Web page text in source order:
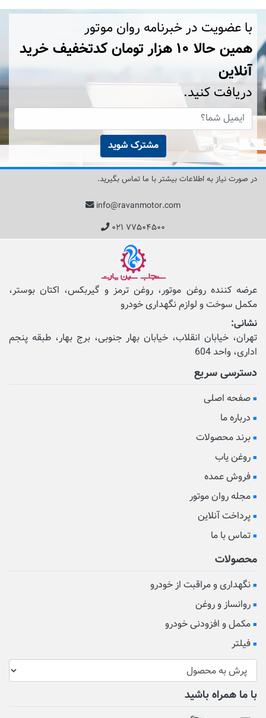
با عضویت در خبرنامه روان موتور
همین حالا ۱۰ هزار تومان کد‌تخفیف خرید
آنلاین
دریافت کنید.
مشترک شوید
در صورت نیاز به اطلاعات بیشتر با ما تماس بگیرید.
info@ravanmotor.com
۰۲۱ ۷۷۵۰۴۵۰۰
عرضه کننده روغن موتور، روغن ترمز و گیربکس، اکتان بوستر،
مکمل‌ سوخت و لوازم نگهداری خودرو
نشانی:
تهران، خیابان انقلاب، خیابان بهار جنوبی، برج بهار، طبقه پنجم
اداری، واحد 604
دسترسی سریع
صفحه اصلی
درباره ما
برند محصولات
روغن یاب
فروش عمده
مجله روان موتور
پرداخت آنلاین
تماس با ما
محصولات
نگهداری و مراقبت از خودرو
روانساز و روغن
مکمل و افزودنی خودرو
فیلتر
با ما همراه باشید